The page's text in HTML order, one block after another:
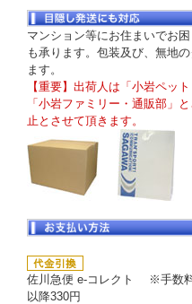
マンション等にお住まいでお
も承ります。包装及び、無地
ます。
【重要】出荷人は「小岩ペッ
「小岩ファミリー・通販部」
止とさせて頂きます。
佐川急便 e-コレクト ※手数
以降330円